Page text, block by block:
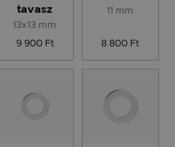
tavasz
13x13 mm
9 900 Ft
11 mm
8 800 Ft